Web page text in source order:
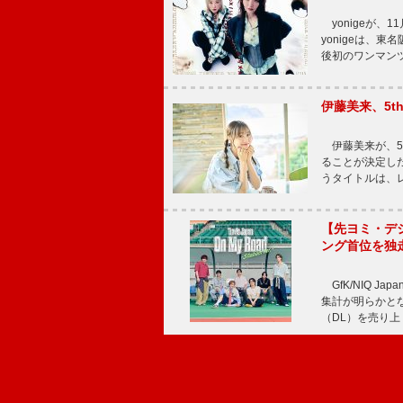
yonigeが、11
yonigeは、東名
後初のワンマ
伊藤美来、
伊藤美来が、
ることが決定
うタイトルは
【先ヨミ・
ング首位を
GfK/NIQ
集計が明らかと
（DL）を売り